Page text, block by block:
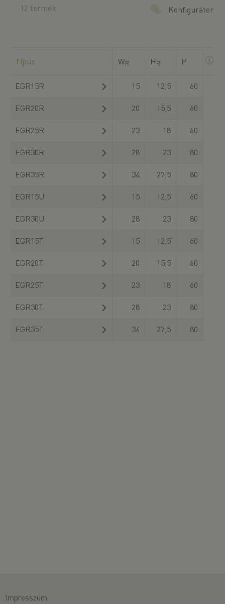
12 termék Konfigurátor
Típus WR H R P
EGR15R 15 12,5 60
EGR20R 20 15,5 60
EGR25R 23 18 60
EGR30R 28 23 80
EGR35R 34 27,5 80
EGR15U 15 12,5 60
EGR30U 28 23 80
EGR15T 15 12,5 60
EGR20T 20 15,5 60
EGR25T 23 18 60
EGR30T 28 23 80
EGR35T 34 27,5 80
Impresszum